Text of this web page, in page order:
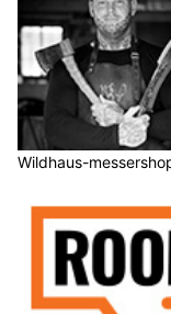
Wildhaus-